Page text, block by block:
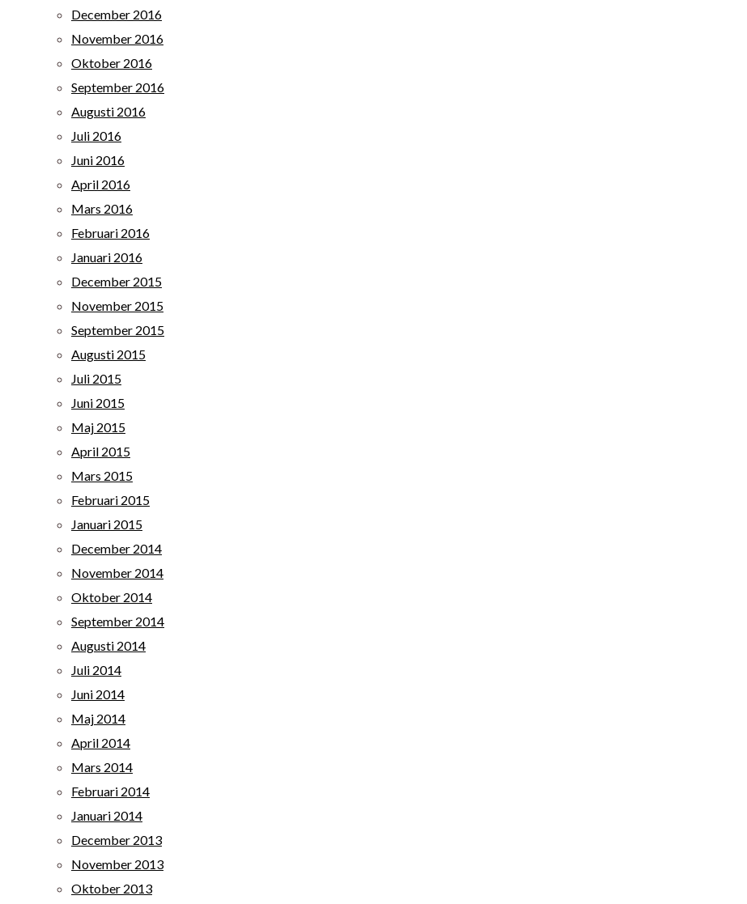
December 2016
November 2016
Oktober 2016
September 2016
Augusti 2016
Juli 2016
Juni 2016
April 2016
Mars 2016
Februari 2016
Januari 2016
December 2015
November 2015
September 2015
Augusti 2015
Juli 2015
Juni 2015
Maj 2015
April 2015
Mars 2015
Februari 2015
Januari 2015
December 2014
November 2014
Oktober 2014
September 2014
Augusti 2014
Juli 2014
Juni 2014
Maj 2014
April 2014
Mars 2014
Februari 2014
Januari 2014
December 2013
November 2013
Oktober 2013